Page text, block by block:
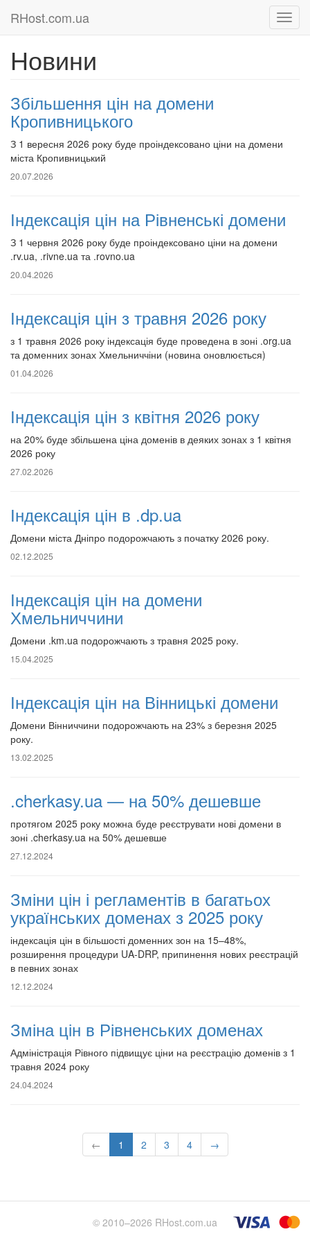
RHost.com.ua
Новини
Збільшення цін на домени
Кропивницького
З 1 вересня 2026 року буде проіндексовано ціни на домени
міста Кропивницький
20.07.2026
Індексація цін на Рівненські домени
З 1 червня 2026 року буде проіндексовано ціни на домени
.rv.ua, .rivne.ua та .rovno.ua
20.04.2026
Індексація цін з травня 2026 року
з 1 травня 2026 року індексація буде проведена в зоні .org.ua
та доменних зонах Хмельниччіни (новина оновлюється)
01.04.2026
Індексація цін з квітня 2026 року
на 20% буде збільшена ціна доменів в деяких зонах з 1 квітня
2026 року
27.02.2026
Індексація цін в .dp.ua
Домени міста Дніпро подорожчають з початку 2026 року.
02.12.2025
Індексація цін на домени
Хмельниччини
Домени .km.ua подорожчають з травня 2025 року.
15.04.2025
Індексація цін на Вінницькі домени
Домени Вінниччини подорожчають на 23% з березня 2025
року.
13.02.2025
.cherkasy.ua — на 50% дешевше
протягом 2025 року можна буде реєструвати нові домени в
зоні .cherkasy.ua на 50% дешевше
27.12.2024
Зміни цін і регламентів в багатьох
українських доменах з 2025 року
індексація цін в більшості доменних зон на 15–48%,
розширення процедури UA-DRP, припинення нових реєстрацій
в певних зонах
12.12.2024
Зміна цін в Рівненських доменах
Адміністрація Рівного підвищує ціни на реєстрацію доменів з 1
травня 2024 року
24.04.2024
← 1 2 3 4 →
© 2010–2026 RHost.com.ua